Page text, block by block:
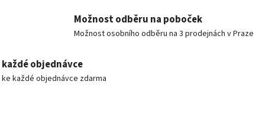
Možnost odběru na poboček
Možnost osobního odběru na 3 prodejnách v Praze
každé objednávce
každé objednávce zdarma